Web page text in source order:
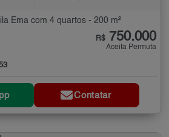
Ema com 4 quartos - 200 m²
R$ 750.000
Aceita Permuta
Contatar